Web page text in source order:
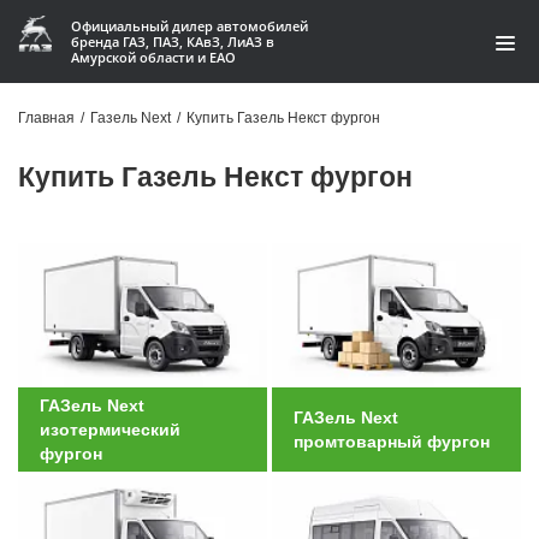
Официальный дилер автомобилей
бренда ГАЗ, ПАЗ, КАвЗ, ЛиАЗ в
Амурской области и ЕАО
Услуги и сервис
Акции
О компании
Контакты
Производство автофургонов
Главная / Газель Next / Купить Газель Некст фургон
Купить Газель Некст фургон
ГАЗель Next
изотермический
фургон
ГАЗель Next
промтоварный фургон